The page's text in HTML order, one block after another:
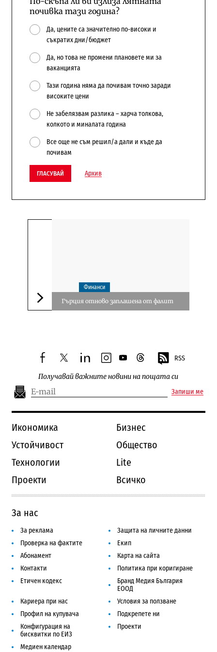
почивка тази година?
Да, цените са значително по-високи и
съкратих дни/бюджет
Да, но това не промени плановете ми за
ваканцията
Тази година няма да почивам точно заради
високите цени
Не забелязвам разлика – харча толкова,
колкото и миналата година
Все още не съм решил/а дали и къде да
почивам
ГЛАСУВАЙ Архив
Следваща новина
Финанси
Гърция отново заплашена от фалит
facebooktwitterlinkedininstagram
youtubethreads RSS
Получавай важните новини на пощата си
Запиши ме
Икономика
Бизнес
Устойчивост
Общество
Технологии
Lite
Проекти
Всичко
За нас
За реклама
Защита на личните данни
Проверка на фактите
Екип
Абонамент
Карта на сайта
Контакти
Политика при коригиране
Етичен кодекс
Бранд Медия България
ЕООД
Кариера при нас
Условия за ползване
Профил на купувача
Подкрепете ни
Конфигурация на
бисквитки по ЕИЗ
Проекти
Медиен календар